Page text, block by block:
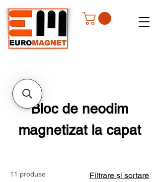
Bloc de neodim
magnetizat la capat
11 produse Filtrare și sortare